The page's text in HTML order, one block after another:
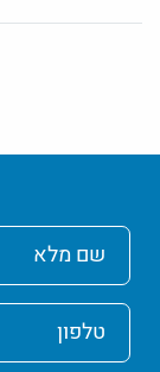
שם
מלא
טלפון